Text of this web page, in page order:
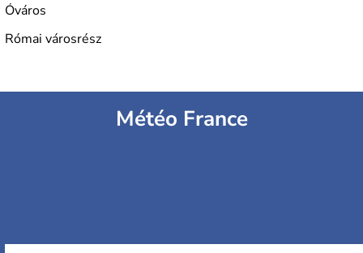
Óváros
Római városrész
Météo France